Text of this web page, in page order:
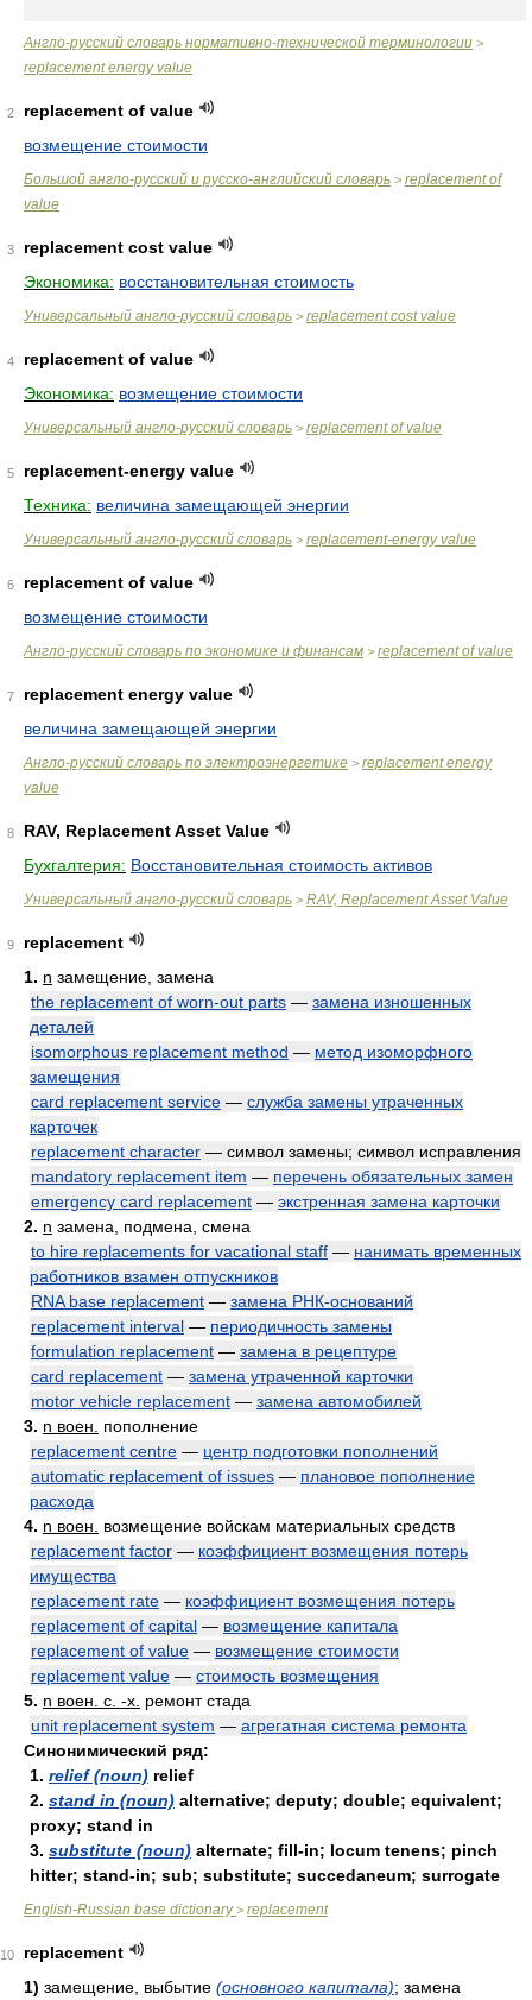
Англо-русский словарь нормативно-технической терминологии >
replacement energy value
2
replacement of value
возмещение стоимости
Большой англо-русский и русско-английский словарь > replacement of
value
3
replacement cost value
Экономика: восстановительная стоимость
Универсальный англо-русский словарь > replacement cost value
4
replacement of value
Экономика: возмещение стоимости
Универсальный англо-русский словарь > replacement of value
5
replacement-energy value
Техника: величина замещающей энергии
Универсальный англо-русский словарь > replacement-energy value
6
replacement of value
возмещение стоимости
Англо-русский словарь по экономике и финансам > replacement of value
7
replacement energy value
величина замещающей энергии
Англо-русский словарь по электроэнергетике > replacement energy
value
8
RAV, Replacement Asset Value
Бухгалтерия: Восстановительная стоимость активов
Универсальный англо-русский словарь > RAV, Replacement Asset Value
9
replacement
1. n замещение, замена
the replacement of worn-out parts — замена изношенных
деталей
isomorphous replacement method — метод изоморфного
замещения
card replacement service — служба замены утраченных
карточек
replacement character — символ замены; символ исправления
mandatory replacement item — перечень обязательных замен
emergency card replacement — экстренная замена карточки
2. n замена, подмена, смена
to hire replacements for vacational staff — нанимать временных
работников взамен отпускников
RNA base replacement — замена РНК-оснований
replacement interval — периодичность замены
formulation replacement — замена в рецептуре
card replacement — замена утраченной карточки
motor vehicle replacement — замена автомобилей
3. n воен.
пополнение
replacement centre — центр подготовки пополнений
automatic replacement of issues — плановое пополнение
расхода
4. n воен.
возмещение войскам материальных средств
replacement factor — коэффициент возмещения потерь
имущества
replacement rate — коэффициент возмещения потерь
replacement of capital — возмещение капитала
replacement of value — возмещение стоимости
replacement value — стоимость возмещения
5. n воен. с. -х. ремонт стада
unit replacement system — агрегатная система ремонта
Синонимический ряд:
1. relief (noun) relief
2. stand in (noun) alternative; deputy; double; equivalent;
proxy; stand in
3. substitute (noun) alternate; fill-in; locum tenens; pinch
hitter; stand-in; sub; substitute; succedaneum; surrogate
English-Russian base dictionary> replacement
10
replacement
1) замещение, выбытие (основного капитала); замена